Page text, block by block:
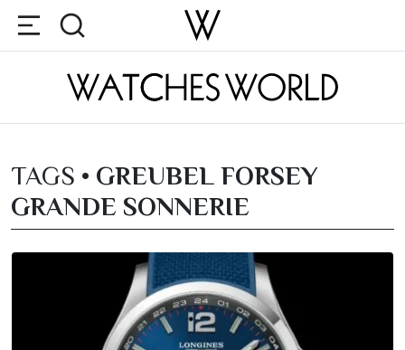
TAGS • GREUBEL FORSEY
GRANDE SONNERIE